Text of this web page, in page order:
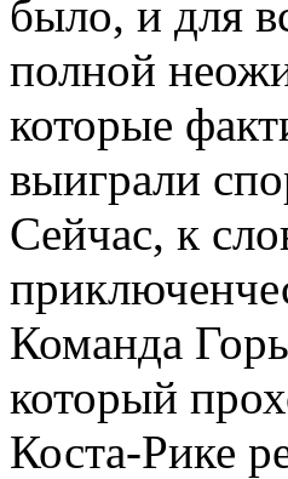
было, и для
полной
которые
выиграли
Сейчас, к
Команда
который
Коста-Рике